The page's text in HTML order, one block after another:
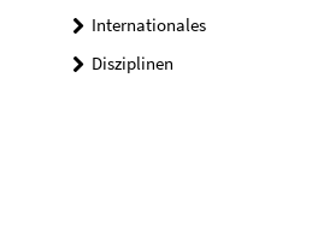
Internationales
Disziplinen